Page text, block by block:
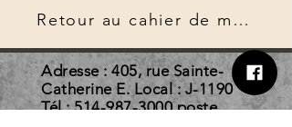
Retour au cahier de mandats
Adresse : 405, rue Sainte-
Catherine E. Local : J-1190
Tél :514-987-3000poste